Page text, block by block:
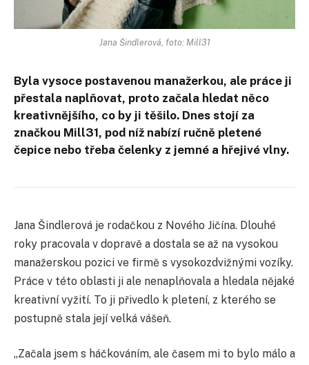
Jana Šindlerová, foto: Mill31
Byla vysoce postavenou manažerkou, ale práce ji
přestala naplňovat, proto začala hledat něco
kreativnějšího, co by ji těšilo. Dnes stojí za
značkou Mill31, pod níž nabízí ručně pletené
čepice nebo třeba čelenky z jemné a hřejivé vlny.
Jana Šindlerová je rodačkou z Nového Jičína. Dlouhé
roky pracovala v dopravě a dostala se až na vysokou
manažerskou pozici ve firmě s vysokozdvižnými vozíky.
Práce v této oblasti ji ale nenaplňovala a hledala nějaké
kreativní vyžití. To ji přivedlo k pletení, z kterého se
postupně stala její velká vášeň.
„Začala jsem s háčkováním, ale časem mi to bylo málo a